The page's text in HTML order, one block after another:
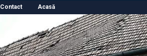
Contact Acasă